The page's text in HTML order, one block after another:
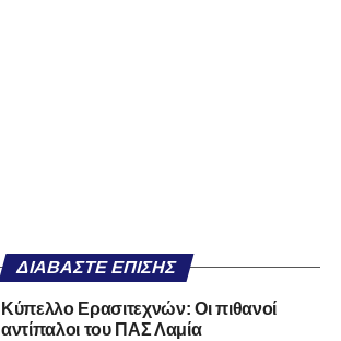
ΔΙΑΒΆΣΤΕ ΕΠΊΣΗΣ
Κύπελλο Ερασιτεχνών: Οι πιθανοί
αντίπαλοι του ΠΑΣ Λαμία